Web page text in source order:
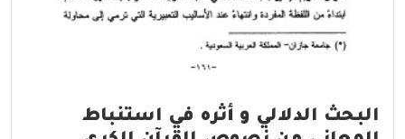
البحث الدلالي و أثره في استنباط